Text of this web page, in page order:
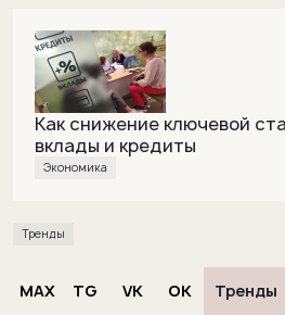
Как снижение ключевой
вклады и кредиты
Экономика
Тренды
MAX TG VK OK Тренды